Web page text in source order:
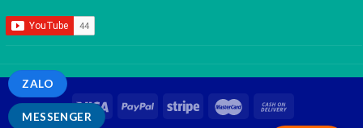
MESSENGER
ZALO